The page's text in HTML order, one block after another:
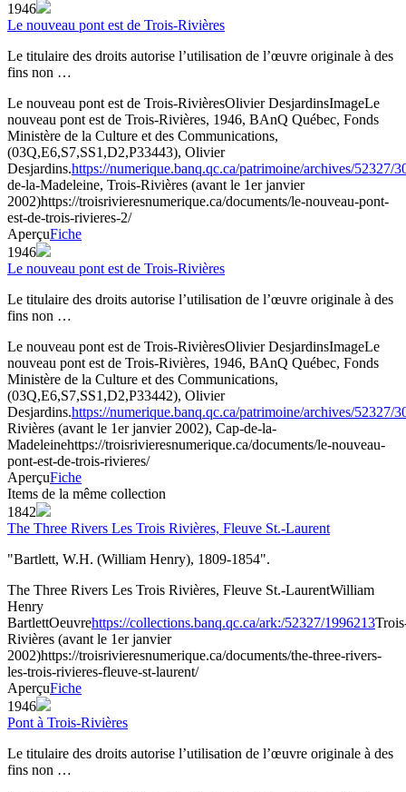
1946
Le nouveau pont est de Trois-Rivières
Le titulaire des droits autorise l’utilisation de l’œuvre originale à des
fins non …
Le nouveau pont est de Trois-RivièresOlivier DesjardinsImageLe
nouveau pont est de Trois-Rivières, 1946, BAnQ Québec, Fonds
Ministère de la Culture et des Communications,
(03Q,E6,S7,SS1,D2,P33443), Olivier
Desjardins.https://numerique.banq.qc.ca/patrimoine/archives/52327/
de-la-Madeleine, Trois-Rivières (avant le 1er janvier
2002)https://troisrivieresnumerique.ca/documents/le-nouveau-pont-
est-de-trois-rivieres-2/
AperçuFiche
1946
Le nouveau pont est de Trois-Rivières
Le titulaire des droits autorise l’utilisation de l’œuvre originale à des
fins non …
Le nouveau pont est de Trois-RivièresOlivier DesjardinsImageLe
nouveau pont est de Trois-Rivières, 1946, BAnQ Québec, Fonds
Ministère de la Culture et des Communications,
(03Q,E6,S7,SS1,D2,P33442), Olivier
Desjardins.https://numerique.banq.qc.ca/patrimoine/archives/52327/
Rivières (avant le 1er janvier 2002), Cap-de-la-
Madeleinehttps://troisrivieresnumerique.ca/documents/le-nouveau-
pont-est-de-trois-rivieres/
AperçuFiche
Items de la même collection
1842
The Three Rivers Les Trois Rivières, Fleuve St.-Laurent
"Bartlett, W.H. (William Henry), 1809-1854".
The Three Rivers Les Trois Rivières, Fleuve St.-LaurentWilliam
Henry
BartlettOeuvrehttps://collections.banq.qc.ca/ark:/52327/1996213
Rivières (avant le 1er janvier
2002)https://troisrivieresnumerique.ca/documents/the-three-rivers-
les-trois-rivieres-fleuve-st-laurent/
AperçuFiche
1946
Pont à Trois-Rivières
Le titulaire des droits autorise l’utilisation de l’œuvre originale à des
fins non …